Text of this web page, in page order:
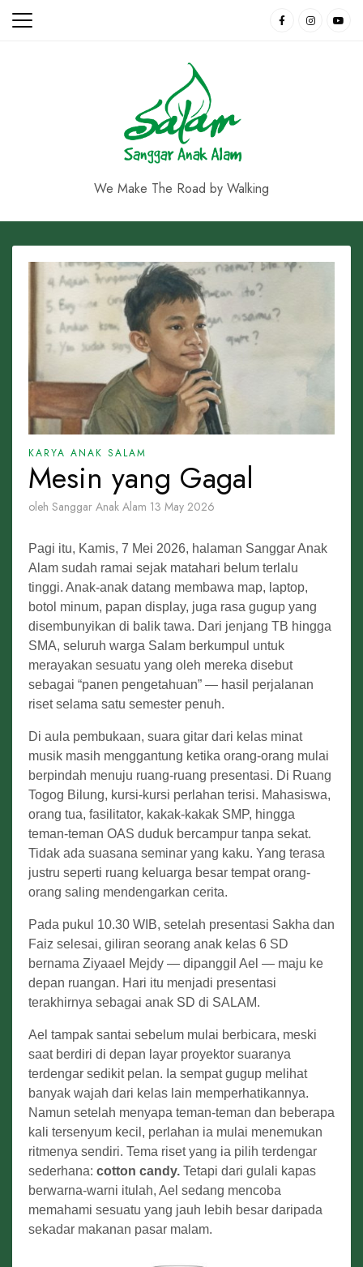
Skip
We Make The Road by Walking
KARYA ANAK SALAM
Mesin yang Gagal
oleh Sanggar Anak Alam 13 May 2026
Pagi itu, Kamis, 7 Mei 2026, halaman Sanggar Anak
Alam sudah ramai sejak matahari belum terlalu
tinggi. Anak-anak datang membawa map, laptop,
botol minum, papan display, juga rasa gugup yang
disembunyikan di balik tawa. Dari jenjang TB hingga
SMA, seluruh warga Salam berkumpul untuk
merayakan sesuatu yang oleh mereka disebut
sebagai “panen pengetahuan” — hasil perjalanan
riset selama satu semester penuh.
Di aula pembukaan, suara gitar dari kelas minat
musik masih menggantung ketika orang-orang mulai
berpindah menuju ruang-ruang presentasi. Di Ruang
Togog Bilung, kursi-kursi perlahan terisi. Mahasiswa,
orang tua, fasilitator, kakak-kakak SMP, hingga
teman-teman OAS duduk bercampur tanpa sekat.
Tidak ada suasana seminar yang kaku. Yang terasa
justru seperti ruang keluarga besar tempat orang-
orang saling mendengarkan cerita.
Pada pukul 10.30 WIB, setelah presentasi Sakha dan
Faiz selesai, giliran seorang anak kelas 6 SD
bernama Ziyaael Mejdy — dipanggil Ael — maju ke
depan ruangan. Hari itu menjadi presentasi
terakhirnya sebagai anak SD di SALAM.
Ael tampak santai sebelum mulai berbicara, meski
saat berdiri di depan layar proyektor suaranya
terdengar sedikit pelan. Ia sempat gugup melihat
banyak wajah dari kelas lain memperhatikannya.
Namun setelah menyapa teman-teman dan beberapa
kali tersenyum kecil, perlahan ia mulai menemukan
ritmenya sendiri. Tema riset yang ia pilih terdengar
sederhana: cotton candy. Tetapi dari gulali kapas
berwarna-warni itulah, Ael sedang mencoba
memahami sesuatu yang jauh lebih besar daripada
sekadar makanan pasar malam.